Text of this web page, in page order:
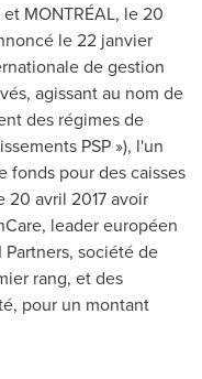
MONTRÉAL, le 20
le 22 janvier
de gestion
agissant au nom de
des régimes de
PSP »), l'un
fonds pour des caisses
20 avril 2017 avoir
leader européen
société de
rang, et des
pour un montant